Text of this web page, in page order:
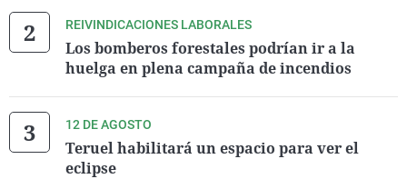
REIVINDICACIONES LABORALES
Los bomberos forestales podrían ir a la
huelga en plena campaña de incendios
12 DE AGOSTO
Teruel habilitará un espacio para ver el
eclipse